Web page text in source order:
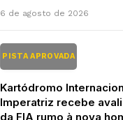
6 de agosto de 2026
PISTA APROVADA
Kartódromo
Imperatriz recebe
da FIA rumo à nova